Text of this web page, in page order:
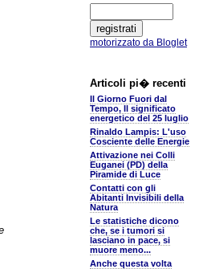
motorizzato da Bloglet
Articoli pi� recenti
Il Giorno Fuori dal
Tempo, Il significato
energetico del 25 luglio
Rinaldo Lampis: L'uso
Cosciente delle Energie
Attivazione nei Colli
Euganei (PD) della
Piramide di Luce
Contatti con gli
Abitanti Invisibili della
Natura
Le statistiche dicono
che, se i tumori si
lasciano in pace, si
muore meno...
Anche questa volta